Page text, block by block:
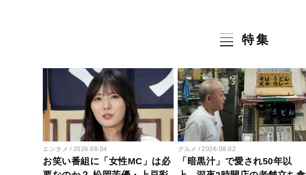
特集
エンタメ 2026.08.04
お笑い番組に「女性MC」は必
グルメ 2026.08.02
「暗黒汁」で愛され50年以